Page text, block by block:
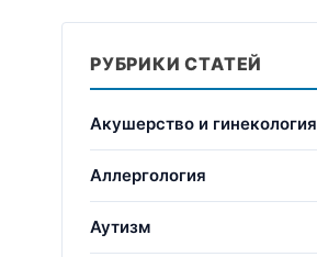
РУБРИКИ СТАТЕЙ
Акушерство и гинекология
Аллергология
Аутизм